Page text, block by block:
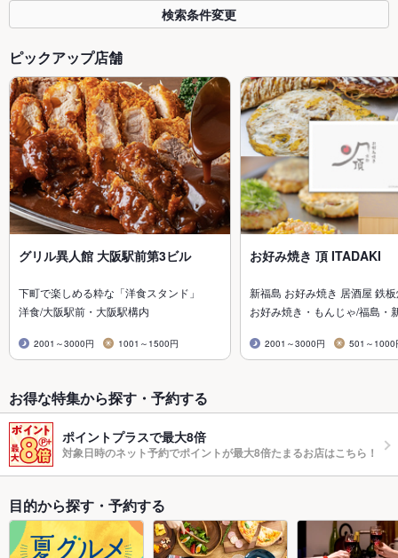
検索条件変更
ピックアップ店舗
グリル異人館 大阪駅前第3ビル
下町で楽しめる粋な「洋食スタンド」
洋食/大阪駅前・大阪駅構内
2001～3000円 1001～1500円
お好み焼き 頂 ITADAKI
新福島 お好み焼き 居酒屋 鉄
お好み焼き・もんじゃ/福島・
2001～3000円 501～1000
お得な特集から探す・予約する
ポイントプラスで最大8倍
対象日時のネット予約でポイントが最大8倍たまるお店はこちら！
目的から探す・予約する